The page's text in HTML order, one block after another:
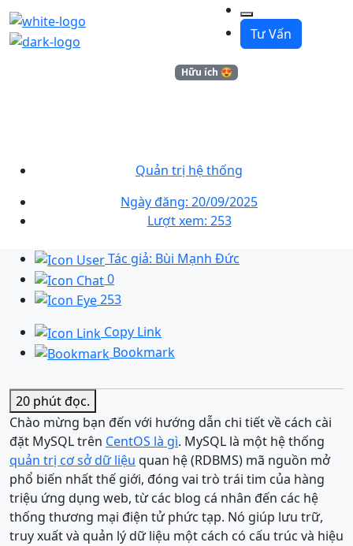
Tư Vấn
Hữu ích 😍
Quản trị hệ thống
Ngày đăng: 20/09/2025
Lượt xem: 253
Tác giả: Bùi Mạnh Đức
0
253
Copy Link
Bookmark
20 phútđọc.
Chào mừng bạn đến với hướng dẫn chi tiết về cách cài
đặt MySQL trên CentOS là gì. MySQL là một hệ thống
quản trị cơ sở dữ liệu quan hệ (RDBMS) mã nguồn mở
phổ biến nhất thế giới, đóng vai trò trái tim của hàng
triệu ứng dụng web, từ các blog cá nhân đến các hệ
thống thương mại điện tử phức tạp. Nó giúp lưu trữ,
truy xuất và quản lý dữ liệu một cách có cấu trúc và hiệu